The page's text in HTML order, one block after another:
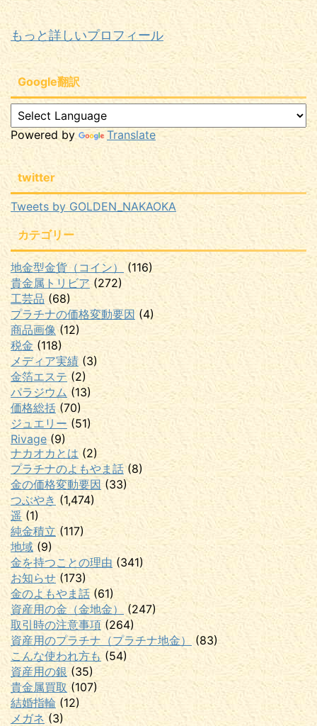
もっと詳しいプロフィール
Google翻訳
Powered by Translate
twitter
Tweets by GOLDEN_NAKAOKA
カテゴリー
地金型金貨（コイン） (116)
貴金属トリビア (272)
工芸品 (68)
プラチナの価格変動要因 (4)
商品画像(12)
税金 (118)
メディア実績 (3)
金箔エステ (2)
パラジウム (13)
価格総括 (70)
ジュエリー (51)
Rivage (9)
ナカオカとは (2)
プラチナのよもやま話(8)
金の価格変動要因 (33)
つぶやき (1,474)
遥 (1)
純金積立(117)
地域 (9)
金を持つことの理由 (341)
お知らせ (173)
金のよもやま話(61)
資産用の金（金地金）
(247)
取引時の注意事項 (264)
資産用のプラチナ（プラチナ地金）
(83)
こんな使われ方も(54)
資産用の銀 (35)
貴金属買取 (107)
結婚指輪 (12)
メガネ(3)